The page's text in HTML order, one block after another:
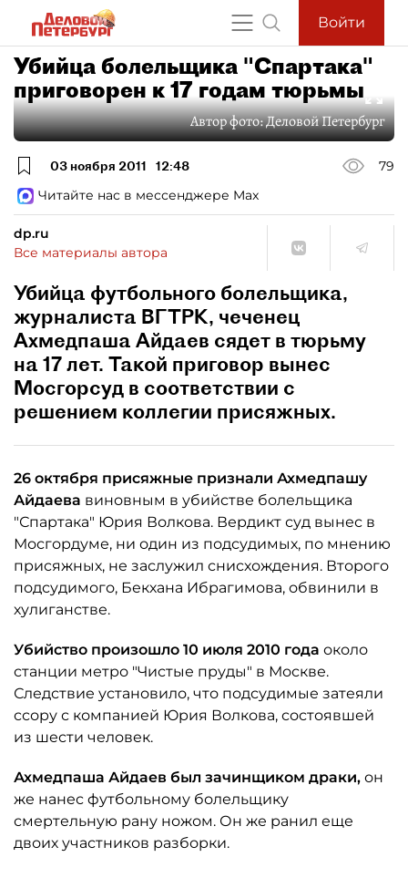
Войти
Убийца болельщика "Спартака"
приговорен к 17 годам тюрьмы
Автор фото:Деловой Петербург
03 ноября 2011 12:48
79
Читайте нас в мессенджере Max
dp.ru
Все материалы автора
Убийца футбольного болельщика,
журналиста ВГТРК, чеченец
Ахмедпаша Айдаев сядет в тюрьму
на 17 лет. Такой приговор вынес
Мосгорсуд в соответствии с
решением коллегии присяжных.
26 октября присяжные признали Ахмедпашу
Айдаева виновным в убийстве болельщика
"Спартака" Юрия Волкова. Вердикт суд вынес в
Мосгордуме, ни один из подсудимых, по мнению
присяжных, не заслужил снисхождения. Второго
подсудимого, Бекхана Ибрагимова, обвинили в
хулиганстве.
Убийство произошло 10 июля 2010 года около
станции метро "Чистые пруды" в Москве.
Следствие установило, что подсудимые затеяли
ссору с компанией Юрия Волкова, состоявшей
из шести человек.
Ахмедпаша Айдаев был зачинщиком драки, он
же нанес футбольному болельщику
смертельную рану ножом. Он же ранил еще
двоих участников разборки.